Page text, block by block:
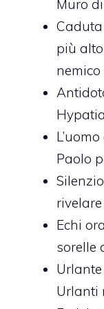
Muro
più
Paolo
Echi
sorelle
Urlante
Urlanti